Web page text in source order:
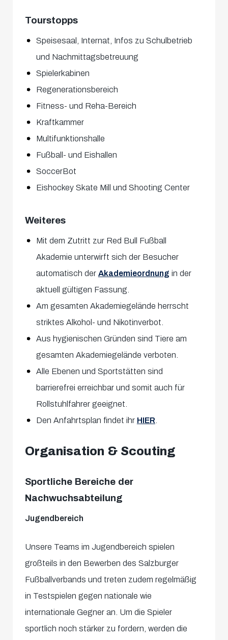
Tourstopps
Speisesaal, Internat, Infos zu Schulbetrieb
und Nachmittagsbetreuung
Spielerkabinen
Regenerationsbereich
Fitness- und Reha-Bereich
Kraftkammer
Multifunktionshalle
Fußball- und Eishallen
SoccerBot
Eishockey Skate Mill und Shooting Center
Weiteres
Mit dem Zutritt zur Red Bull Fußball
Akademie unterwirft sich der Besucher
automatisch der Akademieordnung in der
aktuell gültigen Fassung.
Am gesamten Akademiegelände herrscht
striktes Alkohol- und Nikotinverbot.
Aus hygienischen Gründen sind Tiere am
gesamten Akademiegelände verboten.
Alle Ebenen und Sportstätten sind
barrierefrei erreichbar und somit auch für
Rollstuhlfahrer geeignet.
Den Anfahrtsplan findet ihr HIER
Organisation & Scouting
Sportliche Bereiche der
Nachwuchsabteilung
Jugendbereich
Unsere Teams im Jugendbereich spielen
großteils in den Bewerben des Salzburger
Fußballverbands und treten zudem regelmäßig
in Testspielen gegen nationale wie
internationale Gegner an. Um die Spieler
sportlich noch stärker zu fordern, werden die